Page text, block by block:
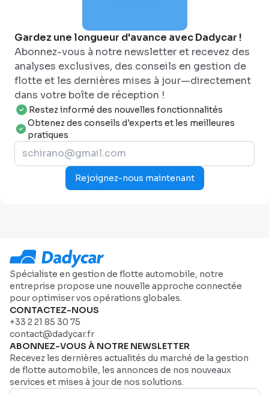
Gardez une longueur d'avance avec Dadycar !
Abonnez-vous à notre newsletter et recevez des
analyses exclusives, des conseils en gestion de
flotte et les dernières mises à jour—directement
dans votre boîte de réception !
Restez informé des nouvelles fonctionnalités
Obtenez des conseils d'experts et les meilleures
pratiques
Rejoignez-nous maintenant
Spécialiste en gestion de flotte automobile, notre
entreprise propose une nouvelle approche connectée
pour optimiser vos opérations globales.
CONTACTEZ-NOUS
+33 2 21 85 30 75
contact@dadycar.fr
ABONNEZ-VOUS À NOTRE NEWSLETTER
Recevez les dernières actualités du marché de la gestion
de flotte automobile, les annonces de nos nouveaux
services et mises à jour de nos solutions.